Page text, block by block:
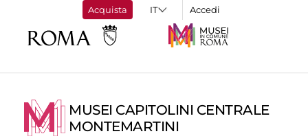
Acquista Accedi
MUSEI CAPITOLINI CENTRALE
MONTEMARTINI